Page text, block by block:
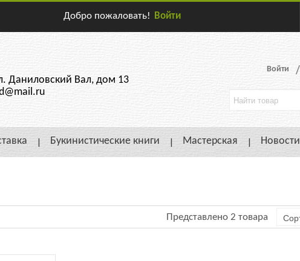
Добро пожаловать! Войти
Даниловский Вал, дом 13
Войти
Букинистические книги Мастерская Новости
Представлено 2 товара